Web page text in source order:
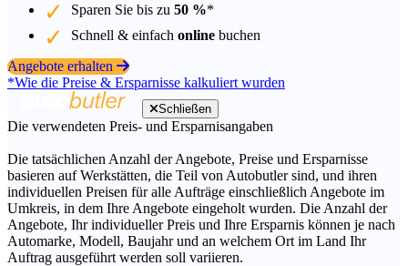
Sparen Sie bis zu 50 %*
Schnell & einfach online buchen
Angebote erhalten
*Wie die Preise & Ersparnisse kalkuliert wurden
Schließen
Die verwendeten Preis- und Ersparnisangaben
Die tatsächlichen Anzahl der Angebote, Preise und Ersparnisse
basieren auf Werkstätten, die Teil von Autobutler sind, und ihren
individuellen Preisen für alle Aufträge einschließlich Angebote im
Umkreis, in dem Ihre Angebote eingeholt wurden. Die Anzahl der
Angebote, Ihr individueller Preis und Ihre Ersparnis können je nach
Automarke, Modell, Baujahr und an welchem Ort im Land Ihr
Auftrag ausgeführt werden soll variieren.